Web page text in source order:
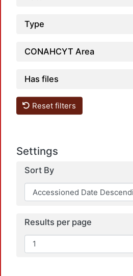
Type
CONAHCYT Area
Has files
Reset filters
Settings
Sort By
Results per page